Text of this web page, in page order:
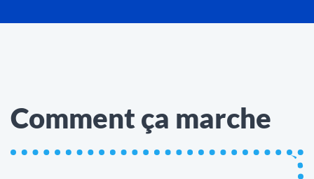
Comment ça marche